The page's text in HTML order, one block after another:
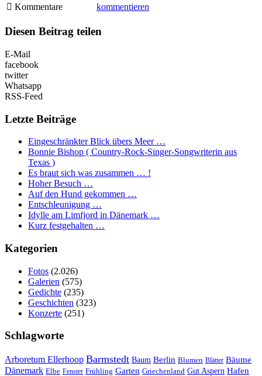
Kommentare
kommentieren
Diesen Beitrag teilen
E-Mail
facebook
twitter
Whatsapp
RSS-Feed
Letzte Beiträge
Eingeschränkter Blick übers Meer …
Bonnie Bishop ( Country-Rock-Singer-Songwriterin aus
Texas )
Es braut sich was zusammen … !
Hoher Besuch …
Auf den Hund gekommen …
Entschleunigung …
Idylle am Limfjord in Dänemark …
Kurz festgehalten …
Kategorien
Fotos (2.026)
Galerien (575)
Gedichte (235)
Geschichten (323)
Konzerte (251)
Schlagworte
Arboretum Ellerhoop Barmstedt Baum Berlin Blumen Blätter Bäume
Dänemark Elbe Fenster Frühling Garten Griechenland Gut Aspern Hafen